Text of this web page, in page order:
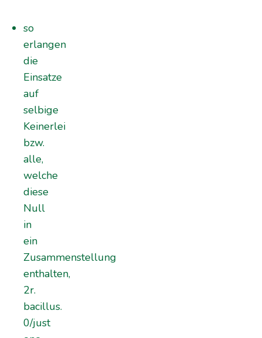
so
erlangen
die
Einsatze
auf
selbige
Keinerlei
bzw.
alle,
welche
diese
Null
in
ein
Zusammenstellung
enthalten,
2r.
bacillus.
0/just